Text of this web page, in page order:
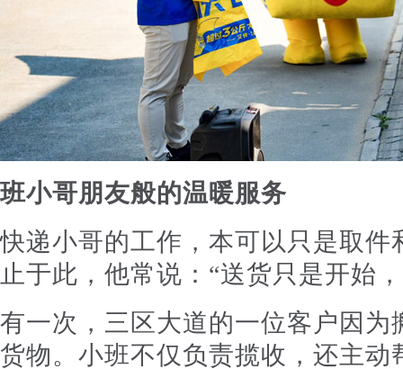
班小哥朋友般的温暖服务
快递小哥的工作，本可以只是取
止于此，他常说：“送货只是开始
有一次，三区大道的一位客户因
货物。小班不仅负责揽收，还主